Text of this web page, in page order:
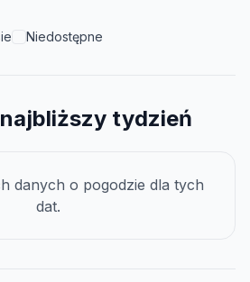
Niedostępne
tydzień
danych o pogodzie dla tych
dat.